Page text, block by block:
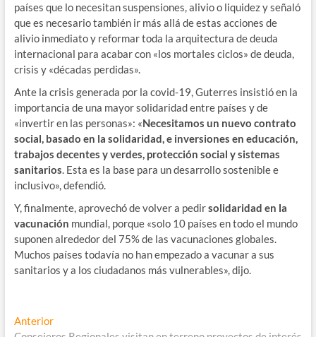
países que lo necesitan suspensiones, alivio o liquidez y señaló
que es necesario también ir más allá de estas acciones de
alivio inmediato y reformar toda la arquitectura de deuda
internacional para acabar con «los mortales ciclos» de deuda,
crisis y «décadas perdidas».
Ante la crisis generada por la covid-19, Guterres insistió en la
importancia de una mayor solidaridad entre países y de
«invertir en las personas»: «Necesitamos un nuevo contrato
social, basado en la solidaridad, e inversiones en educación,
trabajos decentes y verdes, protección social y sistemas
sanitarios. Esta es la base para un desarrollo sostenible e
inclusivo», defendió.
Y, finalmente, aprovechó de volver a pedirsolidaridad en la
vacunación mundial, porque «solo 10 países en todo el mundo
suponen alrededor del 75% de las vacunaciones globales.
Muchos países todavía no han empezado a vacunar a sus
sanitarios y a los ciudadanos más vulnerables», dijo.
Navegación
AnteriorEntrada